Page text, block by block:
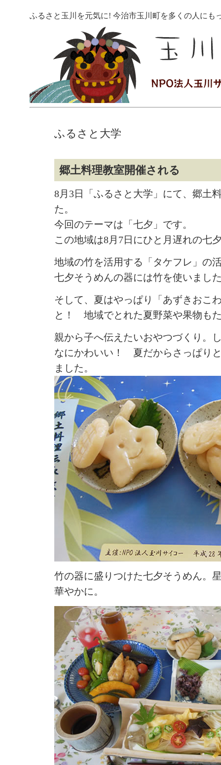
ふるさと玉川を元気に! 今治市玉川町を多くの人にも
ふるさと大学
郷土料理教室開催される
8月3日「ふるさと大学」にて、郷土
た。
今回のテーマは「七夕」です。
この地域は8月7日にひと月遅れの七
地域の竹を活用する「タケフレ」の
七夕そうめんの器には竹を使いまし
そして、夏はやっぱり「あずきおこ
と！ 地域でとれた夏野菜や果物も
親から子へ伝えたいおやつづくり。
なにかわいい！ 夏だからさっぱり
ました。
竹の器に盛りつけた七夕そうめん。
華やかに。